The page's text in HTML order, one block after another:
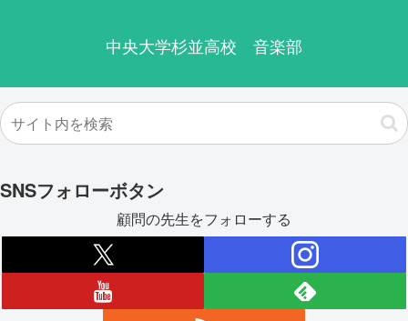
中央大学杉並高校 音楽部
SNSフォローボタン
顧問の先生をフォローする